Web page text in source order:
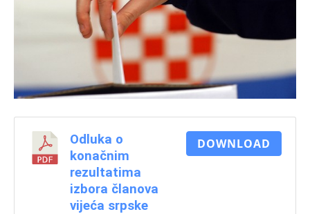
Odluka o
konačnim
rezultatima
izbora članova
vijeća srpske
DOWNLOAD